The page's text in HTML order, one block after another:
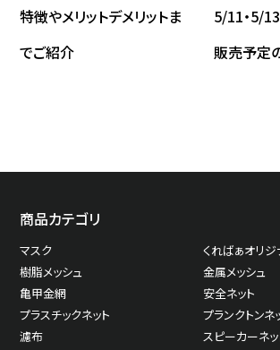
特徴やメリットデメリットま
でご紹介
5/11・5/
販売予定
商品カテゴリ
マスク
くればぁオリ
樹脂メッシュ
金属メッシュ
亀甲金網
安全ネット
プラスチックネット
プランクトンネ
濾布
スピーカーネッ